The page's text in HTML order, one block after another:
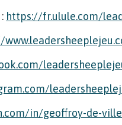
https://fr.ulule.com/
in/geoffroy-de-